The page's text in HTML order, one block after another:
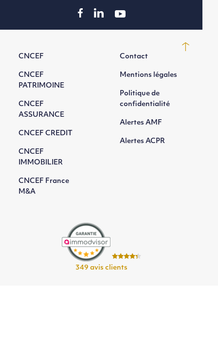
349 avis clients
CNCEF
CNCEF
PATRIMOINE
CNCEF
ASSURANCE
CNCEF CREDIT
CNCEF
IMMOBILIER
CNCEF France
M&A
Contact
Mentions légales
Politique de
confidentialité
Alertes AMF
Alertes ACPR